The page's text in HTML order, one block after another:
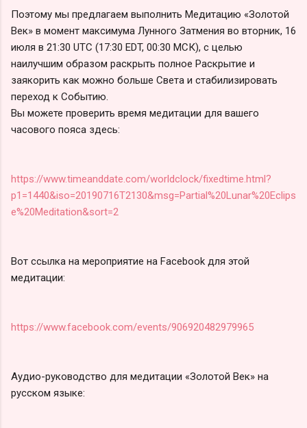
Поэтому мы предлагаем выполнить Медитацию «Золотой
Век» в момент максимума Лунного Затмения во вторник, 16
июля в 21:30 UTC (17:30 EDT, 00:30 МСК), с целью
наилучшим образом раскрыть полное Раскрытие и
заякорить как можно больше Света и стабилизировать
переход к Событию.
Вы можете проверить время медитации для вашего
часового пояса здесь:
https://www.timeanddate.com/worldclock/fixedtime.html?
p1=1440&iso=20190716T2130&msg=Partial%20Lunar%20Eclips
e%20Meditation&sort=2
Вот ссылка на мероприятие на Facebook для этой
медитации:
https://www.facebook.com/events/906920482979965
Аудио-руководство для медитации «Золотой Век» на
русском языке: